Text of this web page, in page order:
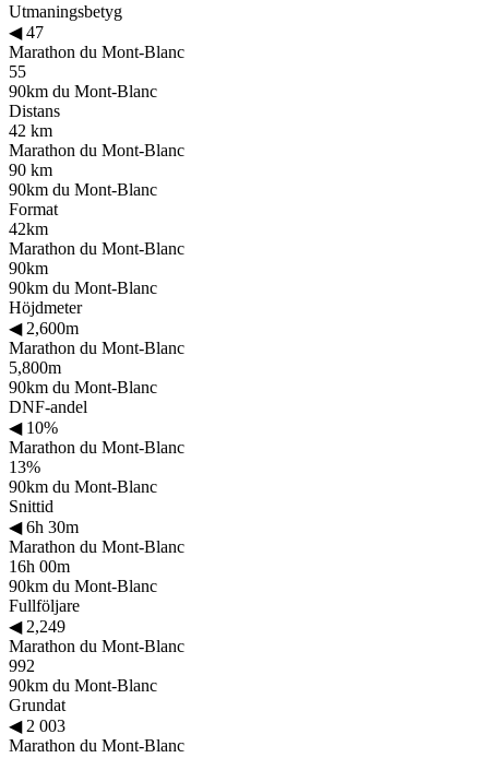
Utmaningsbetyg
◀47
Marathon du Mont-Blanc
55
90km du Mont-Blanc
Distans
42 km
Marathon du Mont-Blanc
90 km
90km du Mont-Blanc
Format
42km
Marathon du Mont-Blanc
90km
90km du Mont-Blanc
Höjdmeter
◀2,600m
Marathon du Mont-Blanc
5,800m
90km du Mont-Blanc
DNF-andel
◀10%
Marathon du Mont-Blanc
13%
90km du Mont-Blanc
Snittid
◀6h 30m
Marathon du Mont-Blanc
16h 00m
90km du Mont-Blanc
Fullföljare
◀2,249
Marathon du Mont-Blanc
992
90km du Mont-Blanc
Grundat
◀2 003
Marathon du Mont-Blanc